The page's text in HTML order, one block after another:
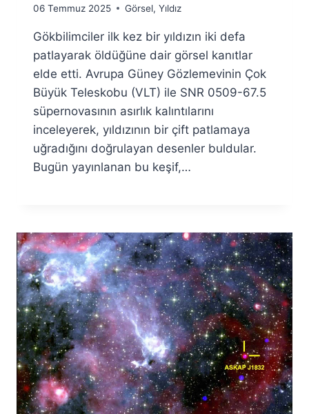
By
Fuat
Özyar
06 Temmuz 2025 Görsel, Yıldız
Gökbilimciler ilk kez bir yıldızın iki defa
patlayarak öldüğüne dair görsel kanıtlar
elde etti. Avrupa Güney Gözlemevinin Çok
Büyük Teleskobu (VLT) ile SNR 0509-67.5
süpernovasının asırlık kalıntılarını
inceleyerek, yıldızının bir çift patlamaya
uğradığını doğrulayan desenler buldular.
Bugün yayınlanan bu keşif,…